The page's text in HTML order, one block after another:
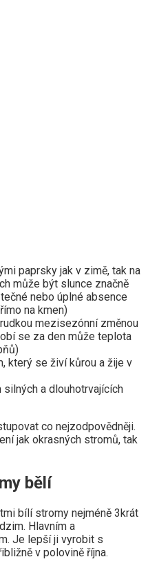
paprsky jak v zimě, tak na
může být slunce značně
nebo úplné absence
na kmen)
mezisezónní změnou
se za den může teplota
který se živí kůrou a žije v
a dlouhotrvajících
co nejzodpovědněji.
jak okrasných stromů, tak
bělí
bílí stromy nejméně 3krát
Hlavním a
Je lepší ji vyrobit s
v polovině října.